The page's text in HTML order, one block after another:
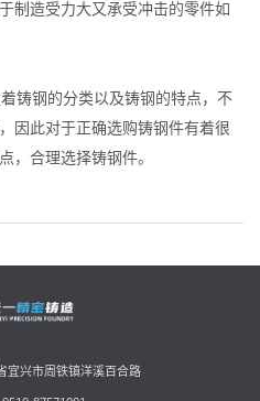
制造受力大又承受冲击的零件如
铸钢的分类以及铸钢的特点，不
因此对于正确选购铸钢件有着很
，合理选择铸钢件。
宜兴市周铁镇洋溪百合路